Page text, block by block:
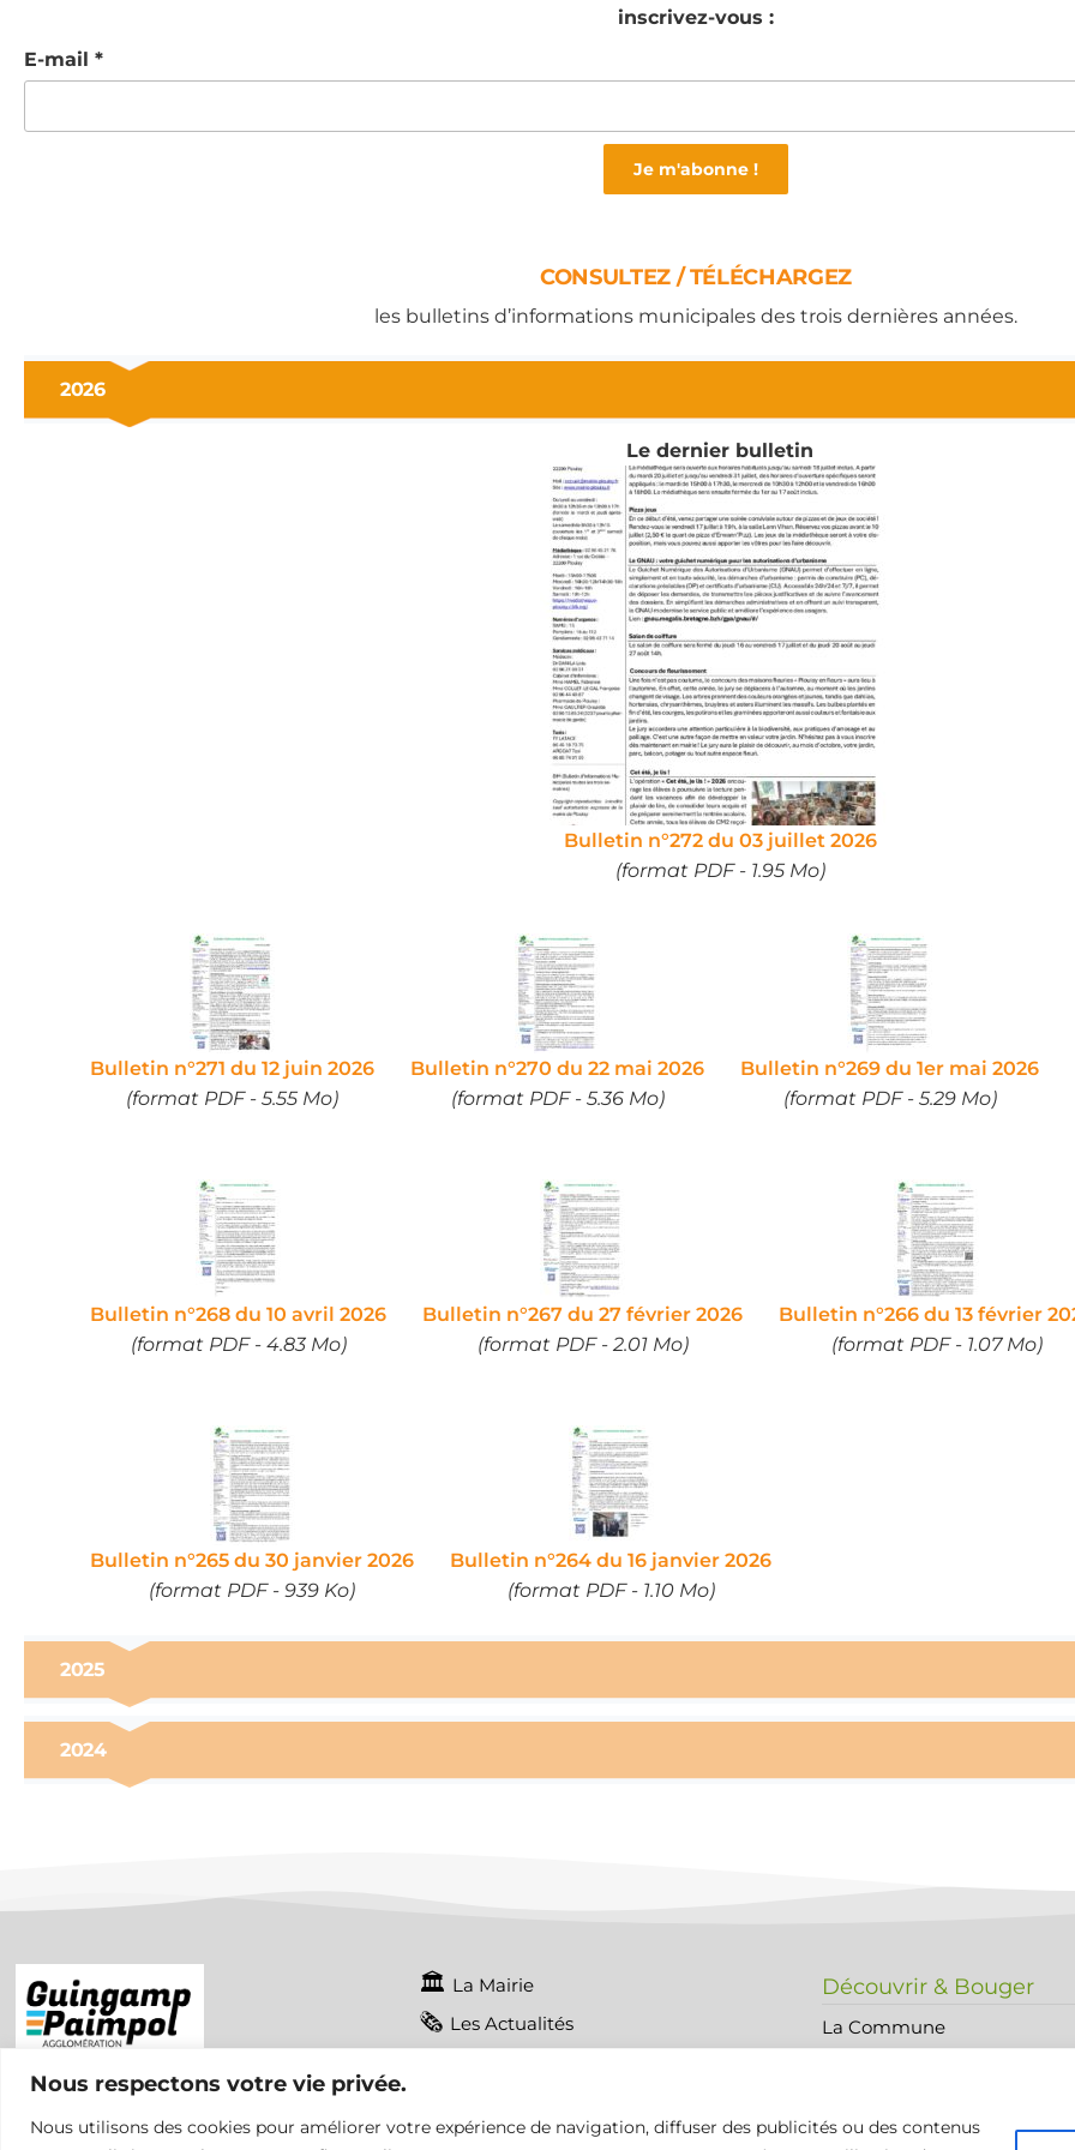
Nous respectons votre vie privée.
Nous utilisons des cookies pour améliorer votre expérience de navigation, diffuser des publicités ou des contenus
inscrivez-vous :
E-mail *
CONSULTEZ /TÉLÉCHARGEZ
les bulletins d’informations municipales des trois dernières années.
2026
Le dernier bulletin
Bulletin n°272 du 03 juillet 2026
(format PDF - 1.95 Mo)
Bulletin n°271 du 12 juin 2026
(format PDF - 5.55 Mo)
Bulletin n°270 du 22 mai 2026
(format PDF - 5.36 Mo)
Bulletin n°269 du 1er mai 2026
(format PDF - 5.29 Mo)
Bulletin n°268 du 10 avril 2026
(format PDF - 4.83 Mo)
Bulletin n°267 du 27 février 2026
(format PDF - 2.01 Mo)
Bulletin n°266 du 13 février
(format PDF - 1.07 Mo)
Bulletin n°265 du 30 janvier 2026
(format PDF - 939 Ko)
Bulletin n°264 du 16 janvier 2026
(format PDF - 1.10 Mo)
2025
2024
La Mairie
Les Actualités
Découvrir & Bouger
La Commune